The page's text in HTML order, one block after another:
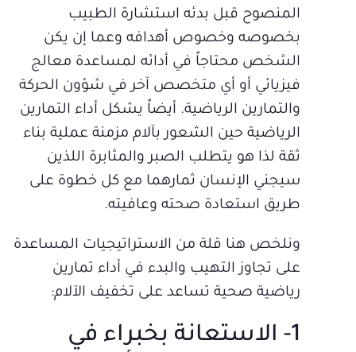
المنصوح قبل بدئه استشارة الطبيب
بخصوصه وخصوص أهدافه وعما إن يكن
الشخص محتاجاً في أدائه لمساعدة معالج
فيزيائي أو أي متخصص آخر في شؤون الحركة
والتمارين الرياضية. أيضاً يشكل أداء التمارين
الرياضية حين الشعور بآلام مزمنة عملية بناء
ثقة لذا هو يتطلب الصبر والمثابرة اللذين
سيجني الإنسان ثمارهما مع كل خطوة على
طريق استعادة صحته وعافيته.
ونلخص هنا قلة من الاستراتيجيات المساعدة
على تجاوز التهيب والبدء في أداء تمارين
رياضية صحية تساعد على تخفيف الآلام:
1- الاستعانة بخبراء في